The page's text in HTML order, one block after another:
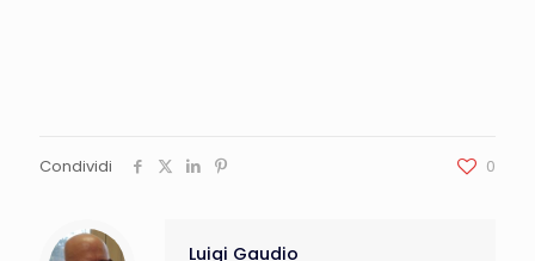
Condividi 0
Luigi Gaudio